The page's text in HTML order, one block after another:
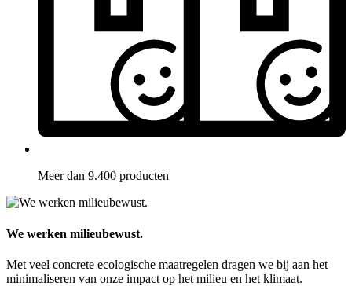
Meer dan 9.400 producten
We werken milieubewust.
Met veel concrete ecologische maatregelen dragen we bij aan het
minimaliseren van onze impact op het milieu en het klimaat.